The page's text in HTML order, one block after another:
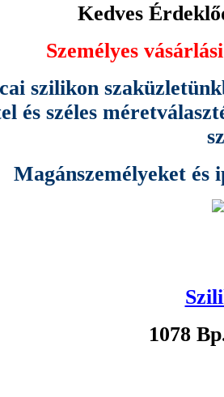
Kedves
Személyes
szilikon
és széles
Magánszemélyeket és
1078